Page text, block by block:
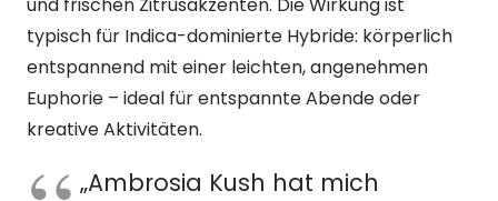
und frischen Zitrusakzenten. Die Wirkung ist
typisch für Indica-dominierte Hybride: körperlich
entspannend mit einer leichten, angenehmen
Euphorie – ideal für entspannte Abende oder
kreative Aktivitäten.
„Ambrosia Kush hat mich